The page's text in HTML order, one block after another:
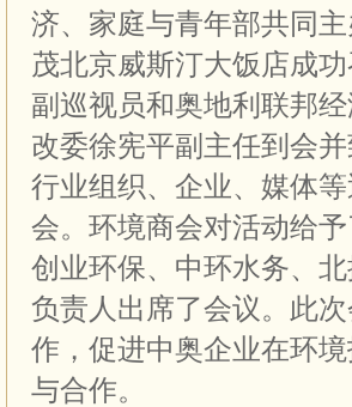
济、家庭与青年部共同
茂北京威斯汀大饭店成
副巡视员和奥地利联邦
改委徐宪平副主任到会
行业组织、企业、媒体
会。环境商会对活动给
创业环保、中环水务、
负责人出席了会议。此
作，促进中奥企业在环
与合作。